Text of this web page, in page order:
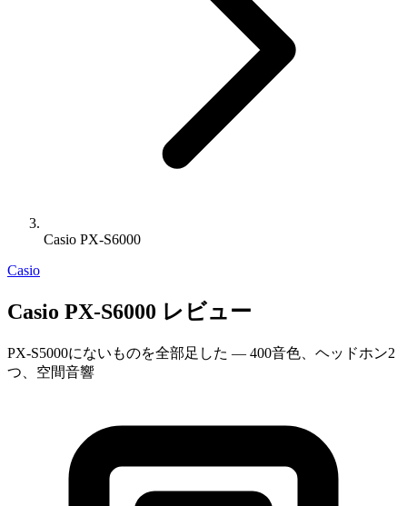
Casio PX-S6000
Casio
Casio PX-S6000 レビュー
PX-S5000にないものを全部足した — 400音色、ヘッドホン2
つ、空間音響